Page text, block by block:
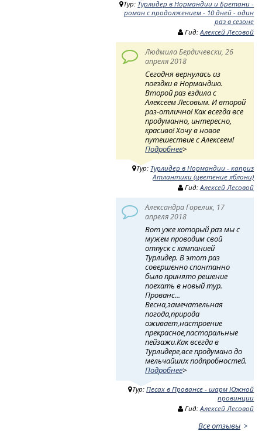
Тур: Турлидер в Нормандии и Бретани -
роман с продолжением - 10 дней - один
раз в сезоне
Гид:Алексей Лесовой
Людмила Бердичевски, 26
апреля 2018
Сегодня вернулась из
поездки в Нормандию.
Второй раз ездила с
Алексеем Лесовым. И второй
раз-отлично! Как всегда все
продуманно, интересно,
красиво! Хочу в новое
путешествие с Алексеем!
Подробнее>
Тур: Турлидер в Нормандии - каприз
Атлантики (цветение яблони)
Гид:Алексей Лесовой
Александра Горелик, 17
апреля 2018
Вот уже который раз мы с
мужем проводим свой
отпуск с кампанией
Турлидер. В этот раз
совершенно спонтанно
было принято решение
поехать в новый тур.
Прованс...
Весна,замечательная
погода,природа
оживает,настроение
прекрасное,пасторальные
пейзажи.Как всегда в
Турлидере,все продумано до
мельчайших подпробностей.
Подробнее>
Тур:Песах в Провансе - шарм Южной
провинции
Гид:Алексей Лесовой
Все отзывы